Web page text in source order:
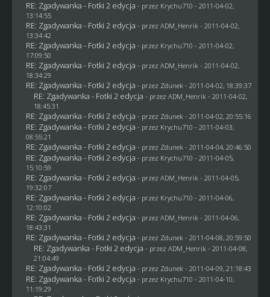
RE: Zgadywanka - Fotki 2 edycja - przez Krychu710 - 2011-04-02,
13:14:55
RE: Zgadywanka - Fotki 2 edycja - przez ADM_Henrik - 2011-04-02,
13:34:42
RE: Zgadywanka - Fotki 2 edycja - przez Krychu710 - 2011-04-02,
17:09:50
RE: Zgadywanka - Fotki 2 edycja - przez ADM_Henrik - 2011-04-02,
18:34:29
RE: Zgadywanka - Fotki 2 edycja - przez Zdunek - 2011-04-02, 18:39:37
RE: Zgadywanka - Fotki 2 edycja - przez ADM_Henrik - 2011-04-02,
18:45:31
RE: Zgadywanka - Fotki 2 edycja - przez Zdunek - 2011-04-02, 20:55:16
RE: Zgadywanka - Fotki 2 edycja - przez Krychu710 - 2011-04-03,
08:55:21
RE: Zgadywanka - Fotki 2 edycja - przez Zdunek - 2011-04-04, 20:46:50
RE: Zgadywanka - Fotki 2 edycja - przez Krychu710 - 2011-04-05,
15:10:59
RE: Zgadywanka - Fotki 2 edycja - przez ADM_Henrik - 2011-04-05,
19:32:07
RE: Zgadywanka - Fotki 2 edycja - przez Krychu710 - 2011-04-06,
12:10:02
RE: Zgadywanka - Fotki 2 edycja - przez ADM_Henrik - 2011-04-06,
18:43:31
RE: Zgadywanka - Fotki 2 edycja - przez Zdunek - 2011-04-08, 20:59:50
RE: Zgadywanka - Fotki 2 edycja - przez ADM_Henrik - 2011-04-08,
21:04:49
RE: Zgadywanka - Fotki 2 edycja - przez Zdunek - 2011-04-09, 21:18:43
RE: Zgadywanka - Fotki 2 edycja - przez Krychu710 - 2011-04-10,
11:19:29